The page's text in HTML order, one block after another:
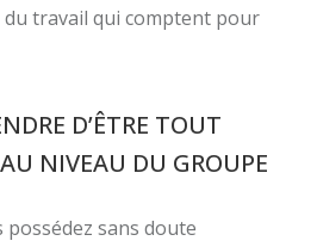
du travail qui comptent pour
D’ÊTRE TOUT
NIVEAU DU GROUPE
sans doute